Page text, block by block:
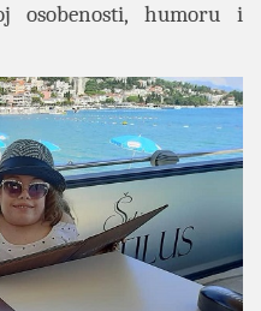
osobenosti, humoru i